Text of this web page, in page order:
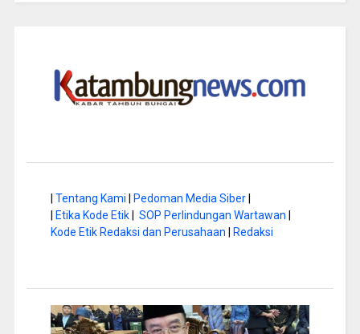
Tentang Kami Pedoman Media Siber|
Etika Kode Etik| SOP Perlindungan Wartawan
Kode Etik Redaksi dan Perusahaan
Redaksi